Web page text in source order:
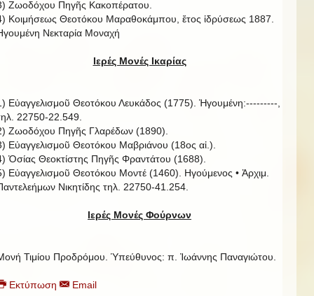
Ζωοδόχου Πηγῆς Κακοπέρατου.
Κοιμήσεως Θεοτόκου Μαραθοκάμπου, ἔτος ἱδρύσεως 1887.
Νεκταρία Μοναχή
Ιερές Μονές Ικαρίας
Εὐαγγελισμοῦ Θεοτόκου Λευκάδος (1775). Ἡγουμένη:---------,
22750-22.549.
Ζωοδόχου Πηγῆς Γλαρέδων (1890).
Εὐαγγελισμοῦ Θεοτόκου Μαβριάνου (18ος αἰ.).
Ὁσίας Θεοκτίστης Πηγῆς Φραντάτου (1688).
Εὐαγγελισμοῦ Θεοτόκου Μοντέ (1460). Ηγούμενος • Ἀρχιμ.
Νικητίδης τηλ. 22750-41.254.
Ιερές Μονές Φούρνων
Τιμίου Προδρόμου. Ὑπεύθυνος: π. Ἰωάννης Παναγιώτου.
Εκτύπωση Email